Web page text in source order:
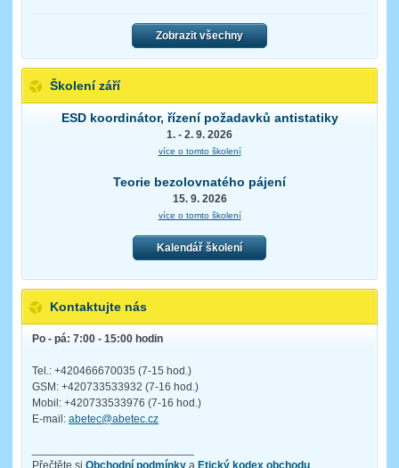
Zobrazit všechny
Školení září
ESD koordinátor, řízení požadavků antistatiky
1. - 2. 9. 2026
více o tomto školení
Teorie bezolovnatého pájení
15. 9. 2026
více o tomto školení
Kalendář školení
Kontaktujte nás
Po - pá: 7:00 - 15:00 hodin
Tel.: +420466670035 (7-15 hod.)
GSM: +420733533932 (7-16 hod.)
Mobil: +420733533976 (7-16 hod.)
E-mail: abetec@abetec.cz
Přečtěte si Obchodní podmínky a Etický kodex obchodu